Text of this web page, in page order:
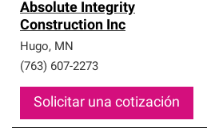
Absolute Integrity
Construction Inc
Hugo, MN
(763) 607-2273
Solicitar una cotización